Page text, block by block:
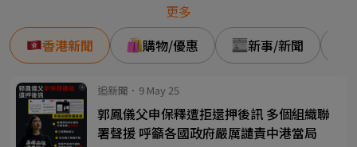
更多
香港新聞
購物/優惠 新事/新聞
追新聞．9 May 25
郭鳳儀父申保釋遭拒還押後訊 多個組織聯
署聲援 呼籲各國政府嚴厲譴責中港當局